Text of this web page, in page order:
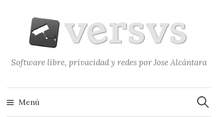
contenido
Software libre, privacidad y redes por Jose Alcántara
Menú